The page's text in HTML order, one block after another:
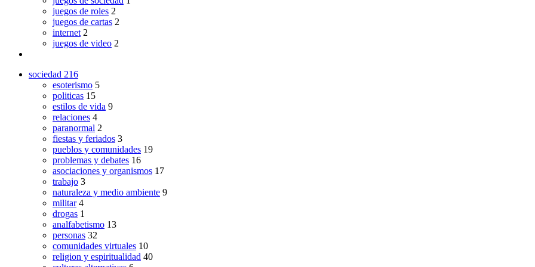
juegos de roles 2
juegos de cartas 2
internet 2
juegos de video 2
sociedad 216
esoterismo 5
politicas 15
estilos de vida 9
relaciones 4
paranormal 2
fiestas y feriados 3
pueblos y comunidades 19
problemas y debates 16
asociaciones y organismos 17
trabajo 3
naturaleza y medio ambiente 9
militar 4
drogas 1
analfabetismo 13
personas 32
comunidades virtuales 10
religion y espiritualidad 40